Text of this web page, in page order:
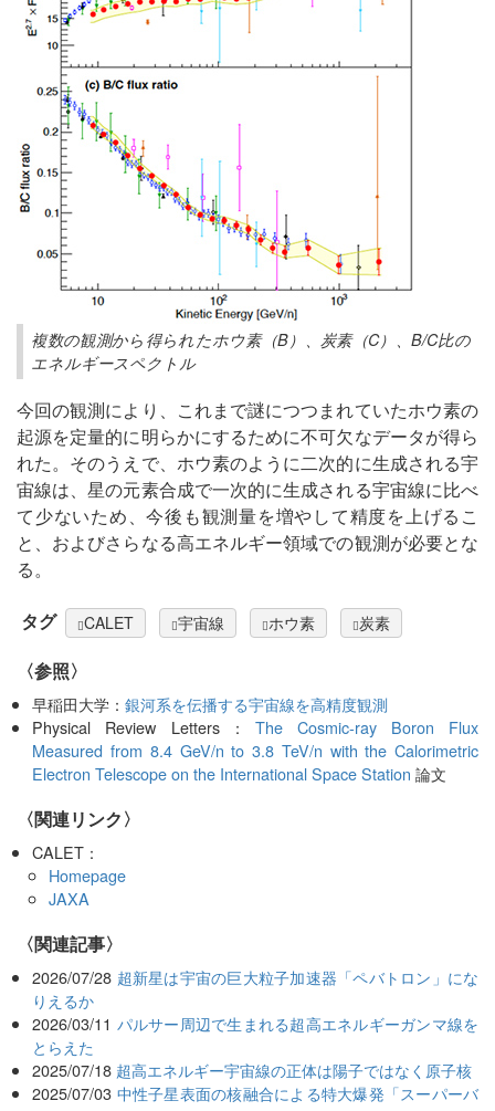
複数の観測から得られたホウ素（B）、炭素（C）、B/C比の
エネルギースペクトル
今回の観測により、これまで謎につつまれていたホウ素の
起源を定量的に明らかにするために不可欠なデータが得ら
れた。そのうえで、ホウ素のように二次的に生成される宇
宙線は、星の元素合成で一次的に生成される宇宙線に比べ
て少ないため、今後も観測量を増やして精度を上げるこ
と、およびさらなる高エネルギー領域での観測が必要とな
る。
タグ CALET 宇宙線 ホウ素 炭素
〈参照〉
早稲田大学：銀河系を伝播する宇宙線を高精度観測
Physical Review Letters： The Cosmic-ray Boron Flux
Measured from 8.4 GeV/n to 3.8 TeV/n with the Calorimetric
Electron Telescope on the International Space Station 論文
〈関連リンク〉
CALET：
Homepage
JAXA
関連記事
2026/07/28 超新星は宇宙の巨大粒子加速器「ペバトロン」にな
りえるか
2026/03/11 パルサー周辺で生まれる超高エネルギーガンマ線を
とらえた
2025/07/18 超高エネルギー宇宙線の正体は陽子ではなく原子核
2025/07/03 中性子星表面の核融合による特大爆発「スーパーバ